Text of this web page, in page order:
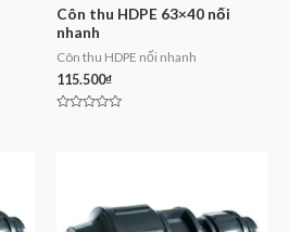
Côn thu HDPE 63×40 nối
nhanh
Côn thu HDPE nối nhanh
115.500₫